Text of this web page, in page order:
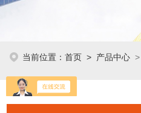
当前位置：首页 > 产品中心 >